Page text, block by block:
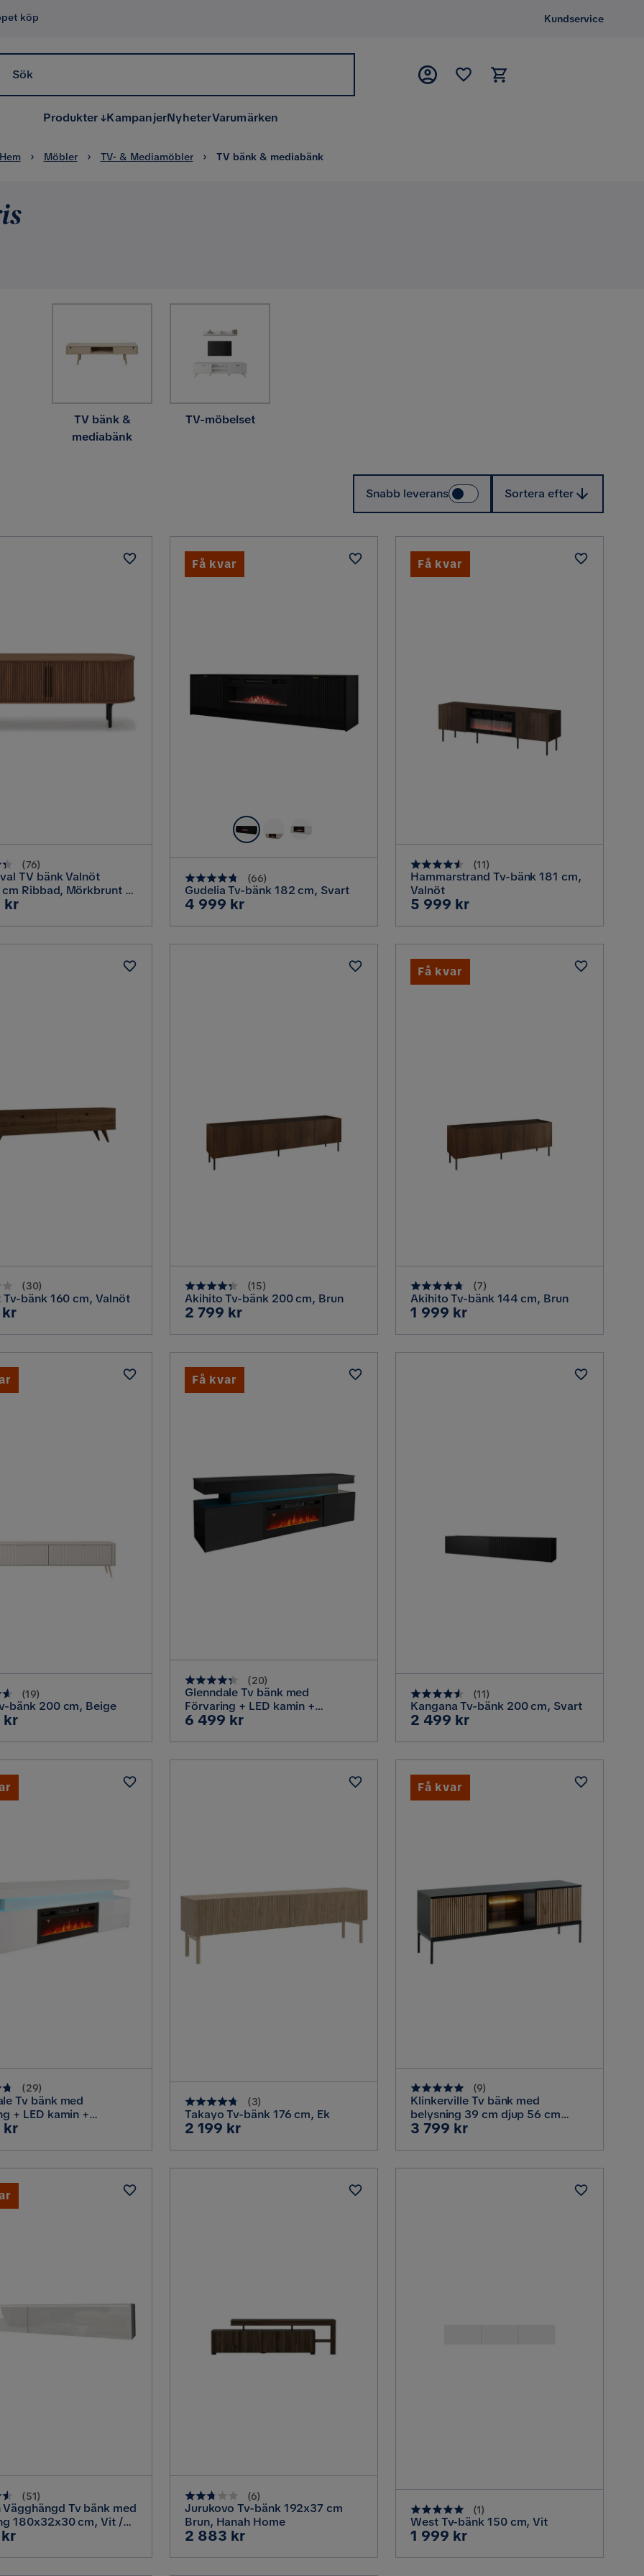
köp Kundservice
Sök
Produkter KampanjerNyheterVarumärken
Hem Möbler TV- & Mediamöbler TV bänk & mediabänk
TV bänk &
mediabänk
TV-möbelset
Snabb leverans Sortera efter
(76)
TV bänk Valnöt
Ribbad, Mörkbrunt /
kr
(66)
Gudelia Tv-bänk 182 cm, Svart
Pris
4 999 kr
Få kvar
(11)
Hammarstrand Tv-bänk 181 cm,
Valnöt
Pris
5 999 kr
Få kvar
(30)
Tv-bänk 160 cm, Valnöt
(15)
Akihito Tv-bänk 200 cm, Brun
Pris
2 799 kr
(7)
Akihito Tv-bänk 144 cm, Brun
Pris
1 999 kr
Få kvar
(19)
bänk 200 cm, Beige
kr
(20)
Glenndale Tv bänk med
Förvaring + LED kamin +
Belysning 190, Svart
Pris
6 499 kr
Få kvar
(11)
Kangana Tv-bänk 200 cm, Svart
Pris
2 499 kr
(29)
Tv bänk med
+ LED kamin +
190 cm, Vit
kr
(3)
Takayo Tv-bänk 176 cm, Ek
Pris
2 199 kr
(9)
Klinkerville Tv bänk med
belysning 39 cm djup 56 cm
bred, Svart Trä / Glas / Ribbad
Pris
3 799 kr
Få kvar
(51)
Vägghängd Tv bänk med
180x32x30 cm, Vit /
(6)
Jurukovo Tv-bänk 192x37 cm
Brun, Hanah Home
Pris
2 883 kr
(1)
West Tv-bänk 150 cm, Vit
Pris
1 999 kr